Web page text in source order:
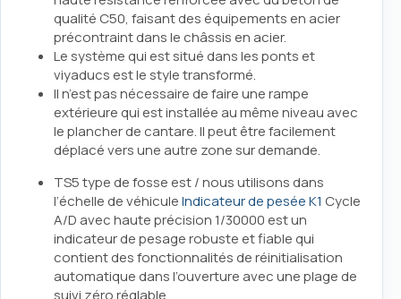
qualité C50, faisant des équipements en acier
précontraint dans le châssis en acier.
Le système qui est situé dans les ponts et
viyaducs est le style transformé.
Il n’est pas nécessaire de faire une rampe
extérieure qui est installée au même niveau avec
le plancher de cantare. Il peut être facilement
déplacé vers une autre zone sur demande.
TS5 type de fosse est / nous utilisons dans
l’échelle de véhiculeIndicateur de pesée K1 Cycle
A/D avec haute précision 1/30000 est un
indicateur de pesage robuste et fiable qui
contient des fonctionnalités de réinitialisation
automatique dans l’ouverture avec une plage de
suivi zéro réglable.